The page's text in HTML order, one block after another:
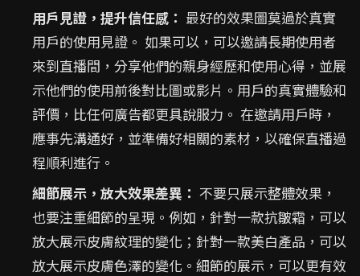
用戶見證，提升信任感： 最好的效果圖莫過於真實
用戶的使用見證。 如果可以，可以邀請長期使用者
來到直播間，分享他們的親身經歷和使用心得，並展
示他們的使用前後對比圖或影片。用戶的真實體驗和
評價，比任何廣告都更具說服力。 在邀請用戶時，
應事先溝通好，並準備好相關的素材，以確保直播過
程順利進行。
細節展示，放大效果差異： 不要只展示整體效果，
也要注重細節的呈現。例如，針對一款抗皺霜，可以
放大展示皮膚紋理的變化；針對一款美白產品，可以
放大展示皮膚色澤的變化。細節的展示，可以更有效